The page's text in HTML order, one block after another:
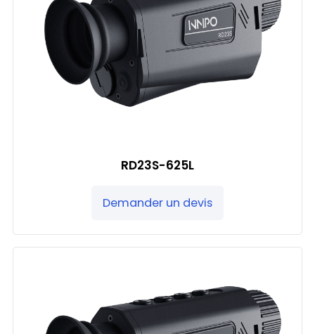
RD23S-625L
Demander un devis